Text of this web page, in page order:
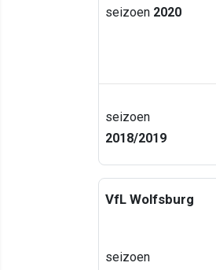
seizoen 2020
seizoen
2018/2019
VfL Wolfsburg
seizoen